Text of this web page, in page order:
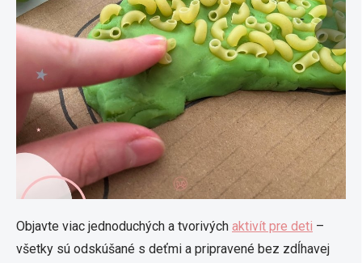
Objavte viac jednoduchých a tvorivých aktivít pre deti –
všetky sú odskúšané s deťmi a pripravené bez zdĺhavej